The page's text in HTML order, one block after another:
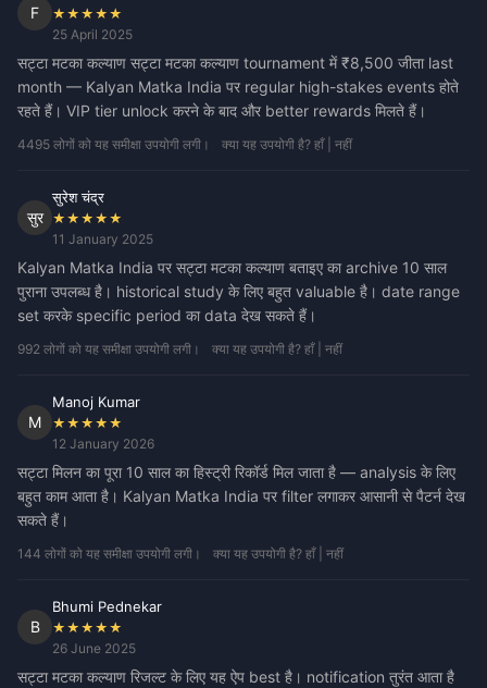
F
★★★★★
25 April 2025
सट्टा मटका कल्याण सट्टा मटका कल्याण tournament में ₹8,500 जीता last
month — Kalyan Matka India पर regular high-stakes events होते
रहते हैं। VIP tier unlock करने के बाद और better rewards मिलते हैं।
4495 लोगों को यह समीक्षा उपयोगी लगी। क्या यह उपयोगी है? हाँ | नहीं
सुर
सुरेश चंद्र
★★★★★
11 January 2025
Kalyan Matka India पर सट्टा मटका कल्याण बताइए का archive 10 साल
पुराना उपलब्ध है। historical study के लिए बहुत valuable है। date range
set करके specific period का data देख सकते हैं।
992 लोगों को यह समीक्षा उपयोगी लगी। क्या यह उपयोगी है? हाँ | नहीं
M
Manoj Kumar
★★★★★
12 January 2026
सट्टा मिलन का पूरा 10 साल का हिस्ट्री रिकॉर्ड मिल जाता है — analysis के लिए
बहुत काम आता है। Kalyan Matka India पर filter लगाकर आसानी से पैटर्न देख
सकते हैं।
144 लोगों को यह समीक्षा उपयोगी लगी। क्या यह उपयोगी है? हाँ | नहीं
B
Bhumi Pednekar
★★★★★
26 June 2025
सट्टा मटका कल्याण रिजल्ट के लिए यह ऐप best है। notification तुरंत आता है